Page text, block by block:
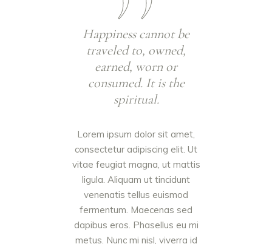
Happiness cannot be
traveled to, owned,
earned, worn or
consumed. It is the
spiritual.
Lorem ipsum dolor sit amet,
consectetur adipiscing elit. Ut
vitae feugiat magna, ut mattis
ligula. Aliquam ut tincidunt
venenatis tellus euismod
fermentum. Maecenas sed
dapibus eros. Phasellus eu mi
metus. Nunc mi nisl, viverra id